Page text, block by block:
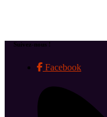
Suivez-nous !
Facebook